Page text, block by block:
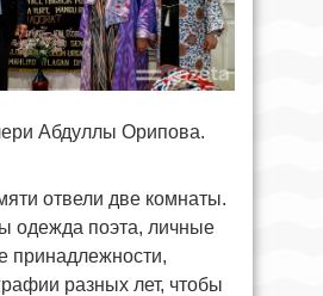
Абдуллы Орипова.
отвели две комнаты.
одежда поэта, личные
принадлежности,
разных лет, чтобы